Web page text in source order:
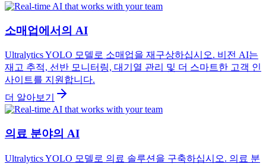
소매업에서의 AI
Ultralytics YOLO 모델로 소매업을 재구상하십시오. 비전 AI는
재고 추적, 선반 모니터링, 대기열 관리 및 더 스마트한 고객 인
사이트를 지원합니다.
더 알아보기
의료 분야의 AI
Ultralytics YOLO 모델로 의료 솔루션을 구축하십시오. 의료 분